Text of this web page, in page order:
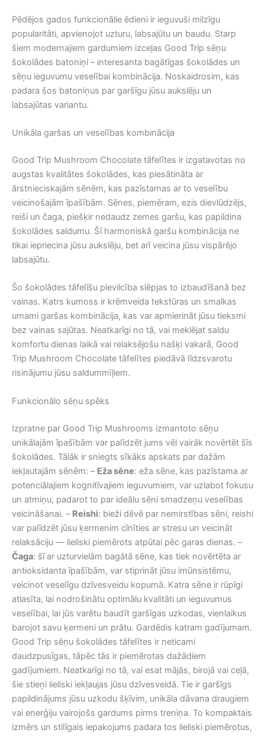
Pēdējos gados funkcionālie ēdieni ir ieguvuši milzīgu
popularitāti, apvienojot uzturu, labsajūtu un baudu. Starp
šiem modernajiem gardumiem izceļas Good Trip sēņu
šokolādes batoniņi – interesanta bagātīgas šokolādes un
sēņu ieguvumu veselībai kombinācija. Noskaidrosim, kas
padara šos batoniņus par garšīgu jūsu aukslēju un
labsajūtas variantu.
Unikāla garšas un veselības kombinācija
Good Trip Mushroom Chocolate tāfelītes ir izgatavotas no
augstas kvalitātes šokolādes, kas piesātināta ar
ārstnieciskajām sēnēm, kas pazīstamas ar to veselību
veicinošajām īpašībām. Sēnes, piemēram, ezis dievlūdzējs,
reiši un čaga, piešķir nedaudz zemes garšu, kas papildina
šokolādes saldumu. Šī harmoniskā garšu kombinācija ne
tikai iepriecina jūsu aukslēju, bet arī veicina jūsu vispārējo
labsajūtu.
Šo šokolādes tāfelīšu pievilcība slēpjas to izbaudīšanā bez
vainas. Katrs kumoss ir krēmveida tekstūras un smalkas
umami garšas kombinācija, kas var apmierināt jūsu tieksmi
bez vainas sajūtas. Neatkarīgi no tā, vai meklējat saldu
komfortu dienas laikā vai relaksējošu našķi vakarā, Good
Trip Mushroom Chocolate tāfelītes piedāvā līdzsvarotu
risinājumu jūsu saldummīļiem.
Funkcionālo sēņu spēks
Izpratne par Good Trip Mushrooms izmantoto sēņu
unikālajām īpašībām var palīdzēt jums vēl vairāk novērtēt šīs
šokolādes. Tālāk ir sniegts sīkāks apskats par dažām
iekļautajām sēnēm: – Eža sēne: eža sēne, kas pazīstama ar
potenciālajiem kognitīvajiem ieguvumiem, var uzlabot fokusu
un atmiņu, padarot to par ideālu sēni smadzeņu veselības
veicināšanai. – Reishi: bieži dēvē par nemirstības sēni, reishi
var palīdzēt jūsu ķermenim cīnīties ar stresu un veicināt
relaksāciju — lieliski piemērots atpūtai pēc garas dienas. –
Čaga: šī ar uzturvielām bagātā sēne, kas tiek novērtēta ar
antioksidanta īpašībām, var stiprināt jūsu imūnsistēmu,
veicinot veselīgu dzīvesveidu kopumā. Katra sēne ir rūpīgi
atlasīta, lai nodrošinātu optimālu kvalitāti un ieguvumus
veselībai, lai jūs varētu baudīt garšīgas uzkodas, vienlaikus
barojot savu ķermeni un prātu. Gardēdis katram gadījumam.
Good Trip sēņu šokolādes tāfelītes ir neticami
daudzpusīgas, tāpēc tās ir piemērotas dažādiem
gadījumiem. Neatkarīgi no tā, vai esat mājās, birojā vai ceļā,
šie stieņi lieliski iekļaujas jūsu dzīvesveidā. Tie ir garšīgs
papildinājums jūsu uzkodu šķīvim, unikāla dāvana draugiem
vai enerģiju vairojošs gardums pirms treniņa. To kompaktais
izmērs un stilīgais iepakojums padara tos lieliski piemērotus,